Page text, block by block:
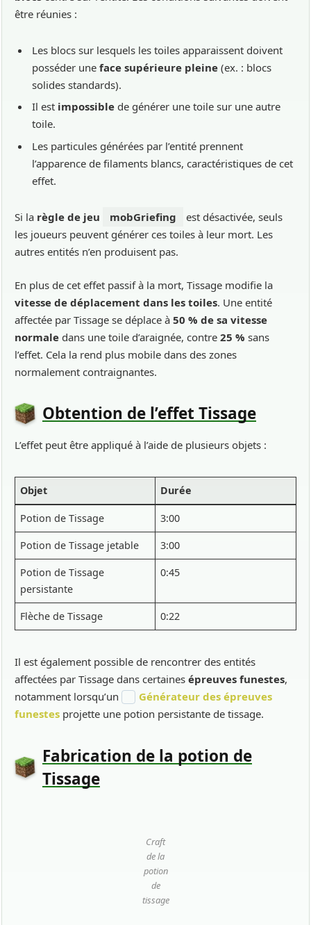
être réunies :
Les blocs sur lesquels les toiles apparaissent doivent
posséder une face supérieure pleine (ex. : blocs
solides standards).
Il est impossible de générer une toile sur une autre
toile.
Les particules générées par l’entité prennent
l’apparence de filaments blancs, caractéristiques de cet
effet.
Si la règle de jeu mobGriefing
est désactivée, seuls
les joueurs peuvent générer ces toiles à leur mort. Les
autres entités n’en produisent pas.
En plus de cet effet passif à la mort, Tissage modifie la
vitesse de déplacement dans les toiles. Une entité
affectée par Tissage se déplace à 50 % de sa vitesse
normale dans une toile d’araignée, contre 25 % sans
l’effet. Cela la rend plus mobile dans des zones
normalement contraignantes.
Obtention de l’effet Tissage
L’effet peut être appliqué à l’aide de plusieurs objets :
Objet Durée
Potion de Tissage 3:00
Potion de Tissage jetable 3:00
Potion de Tissage
persistante
0:45
Flèche de Tissage 0:22
Il est également possible de rencontrer des entités
affectées par Tissage dans certaines épreuves funestes,
notamment lorsqu’un
Générateur des épreuves
funestes projette une potion persistante de tissage.
Fabrication de la potion de
Tissage
Craft
de la
potion
de
tissage